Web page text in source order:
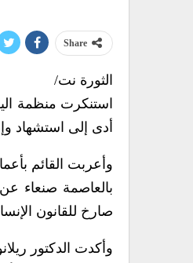
Share
الثورة نت/
استنكرت منظمة
أدى إلى استشهاد وإصابة 166 مواطنا
وأعربت القائم
بالعاصمة صنعاء
صارخ للقانون
وأكدت الدكتور